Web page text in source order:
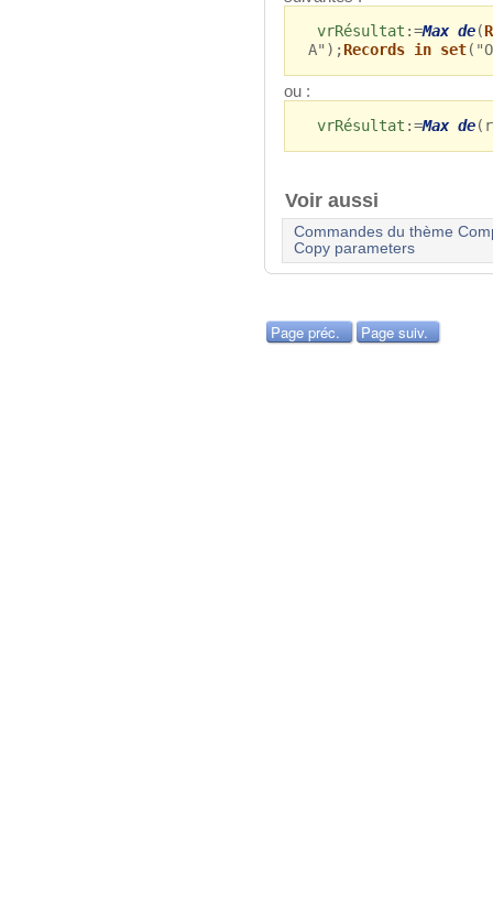
vrRésultat :=Max de(
A");Records in set
ou :
vrRésultat :=Max de
Voir aussi
Commandes du thème
Copy parameters
Page préc. Page suiv.